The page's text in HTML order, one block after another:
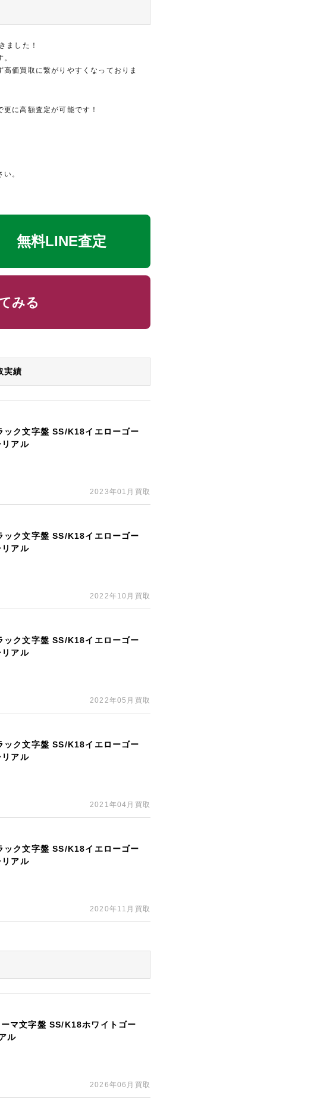
ました！
価買取に繋がりやすくなっておりま
に高額査定が可能です！
。
無料LINE査定
みる
実績
ク文字盤 SS/K18イエローゴー
アル
2023年01月買取
ク文字盤 SS/K18イエローゴー
アル
2022年10月買取
ク文字盤 SS/K18イエローゴー
アル
2022年05月買取
ク文字盤 SS/K18イエローゴー
アル
2021年04月買取
ク文字盤 SS/K18イエローゴー
アル
2020年11月買取
マ文字盤 SS/K18ホワイトゴー
ル
2026年06月買取